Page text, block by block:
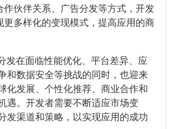
作伙伴关系、广告分发等方式，开发
更多样化的变现模式，提高应用的商
发在面临性能优化、平台差异、应
和数据安全等挑战的同时，也迎来
化发展、个性化推荐、商业合作和
遇。开发者需要不断适应市场变
发渠道和策略，以实现应用的成功